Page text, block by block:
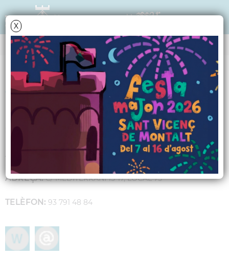
X
GUIA D'EMPRESES I COMERÇ
VUIT CASES
IMMOBILIARI
COMPRA, VENDA I LLOGUER D'IMMOBLES
ADREÇA:C/ MEDITERRANI 15-17, LOCAL 75
TELÈFON: 93 791 48 84